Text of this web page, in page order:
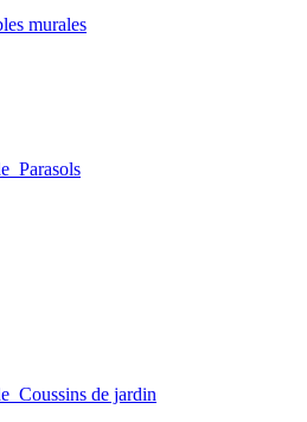
murales
Parasols
Coussins de jardin